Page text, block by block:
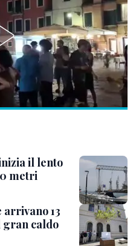
il lento
metri
13
caldo